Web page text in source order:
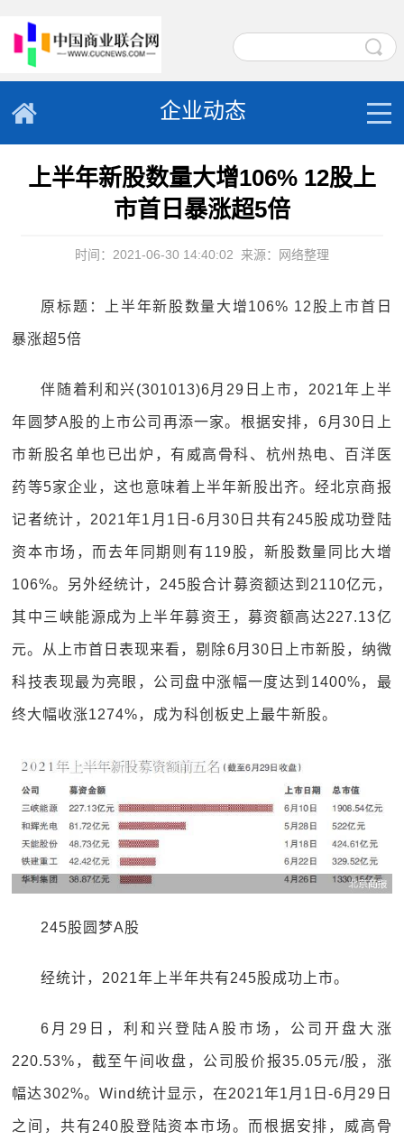
企业动态
上半年新股数量大增106% 12股上
市首日暴涨超5倍
时间：2021-06-30 14:40:02 来源：网络整理
原标题：上半年新股数量大增106% 12股上市首日
暴涨超5倍
伴随着利和兴(301013)6月29日上市，2021年上半
年圆梦A股的上市公司再添一家。根据安排，6月30日上
市新股名单也已出炉，有威高骨科、杭州热电、百洋医
药等5家企业，这也意味着上半年新股出齐。经北京商报
记者统计，2021年1月1日-6月30日共有245股成功登陆
资本市场，而去年同期则有119股，新股数量同比大增
106%。另外经统计，245股合计募资额达到2110亿元，
其中三峡能源成为上半年募资王，募资额高达227.13亿
元。从上市首日表现来看，剔除6月30日上市新股，纳微
科技表现最为亮眼，公司盘中涨幅一度达到1400%，最
终大幅收涨1274%，成为科创板史上最牛新股。
245股圆梦A股
经统计，2021年上半年共有245股成功上市。
6月29日，利和兴登陆A股市场，公司开盘大涨
220.53%，截至午间收盘，公司股价报35.05元/股，涨
幅达302%。Wind统计显示，在2021年1月1日-6月29日
之间，共有240股登陆资本市场。而根据安排，威高骨